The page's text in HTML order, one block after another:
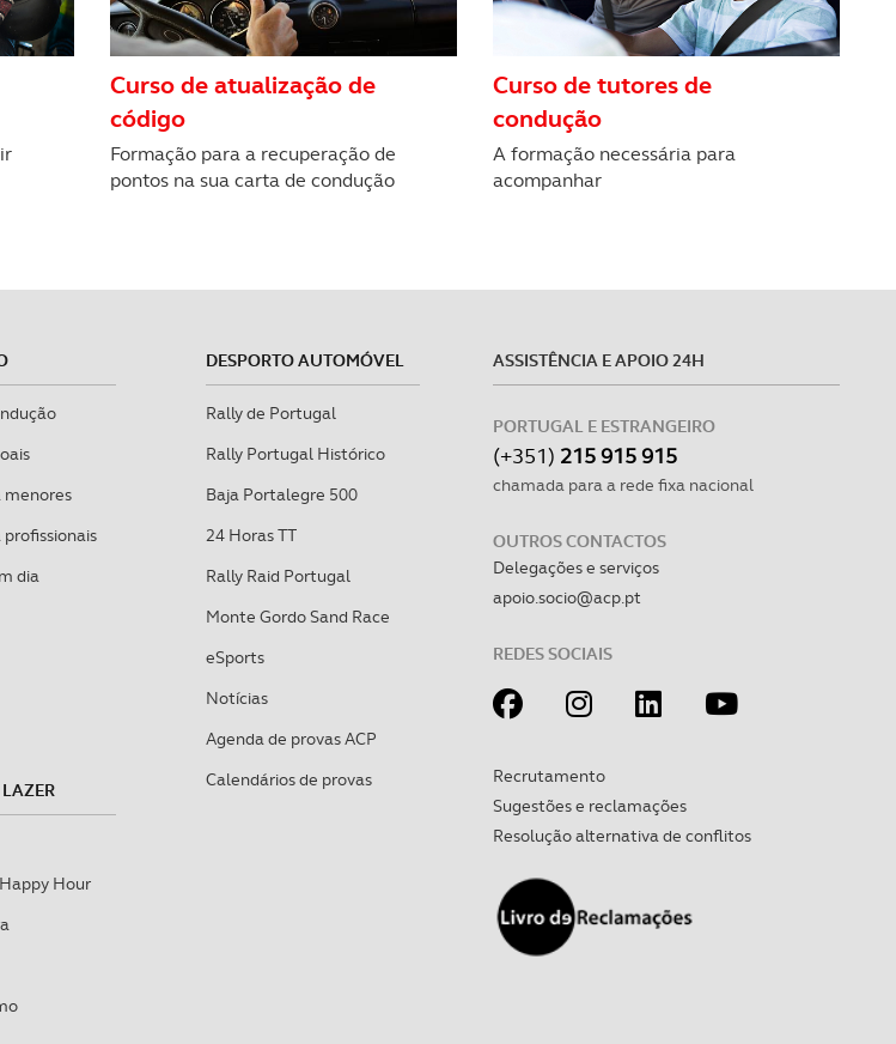
tecnologias similares pode ter impacto na sua experiência de
Curso de atualização de
código
Formação para a recuperação de
pontos na sua carta de condução
Curso de tutores de
condução
A formação necessária para
acompanhar
menores
profissionais
dia
Hour
DESPORTO AUTOMÓVEL
Rally de Portugal
Rally Portugal Histórico
Baja Portalegre 500
24 Horas TT
Rally Raid Portugal
Monte Gordo Sand Race
eSports
Notícias
Agenda de provas ACP
Calendários de provas
ASSISTÊNCIA E APOIO 24H
PORTUGAL E ESTRANGEIRO
(+351) 215 915 915
chamada para a rede fixa nacional
OUTROS CONTACTOS
Delegações e serviços
apoio.socio@acp.pt
REDES SOCIAIS
Recrutamento
Sugestões e reclamações
Resolução alternativa de conflitos